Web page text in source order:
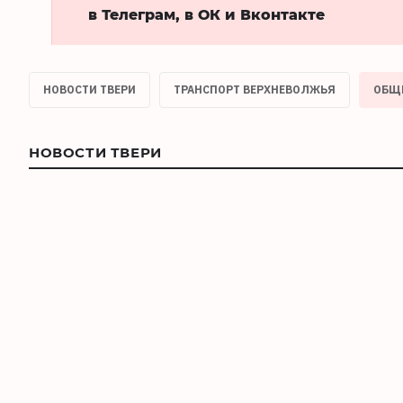
в Телеграм, в ОК и Вконтакте
НОВОСТИ ТВЕРИ ТРАНСПОРТ ВЕРХНЕВОЛЖЬЯ
НОВОСТИ ТВЕРИ